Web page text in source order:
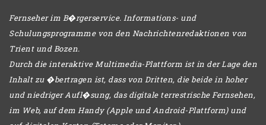
Fernseher im B�rgerservice. Informations- und
Schulungsprogramme von den Nachrichtenredaktionen von
Trient und Bozen.
Durch die interaktive Multimedia-Plattform ist in der Lage den
Inhalt zu �bertragen ist, dass von Dritten, die beide in hoher
und niedriger Aufl�sung, das digitale terrestrische Fernsehen,
im Web, auf dem Handy (Apple und Android-Plattform) und